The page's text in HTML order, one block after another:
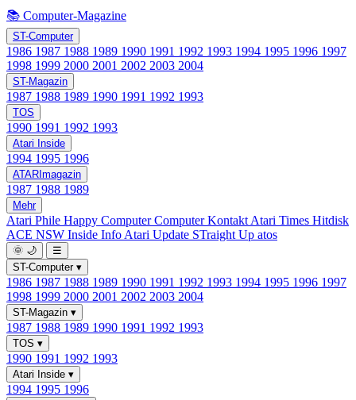
📚 Computer-Magazine
ST-Computer
1986 1987 1988 1989 1990 1991 1992 1993 1994 1995 1996 1997
1998 1999 2000 2001 2002 2003 2004
ST-Magazin
1987 1988 1989 1990 1991 1992 1993
TOS
1990 1991 1992 1993
Atari Inside
1994 1995 1996
ATARImagazin
1987 1988 1989
Mehr
Atari Phile Happy ComputerComputer Kontakt Atari Times Hitdisk
ACE NSW Inside Info Atari Update STraight Up atos
🌞 🌙
☰
ST-Computer ▾
1986 1987 1988 1989 1990 1991 1992 1993 1994 1995 1996 1997
1998 1999 2000 2001 2002 2003 2004
ST-Magazin ▾
1987 1988 1989 1990 1991 1992 1993
TOS ▾
1990 1991 1992 1993
Atari Inside ▾
1994 1995 1996